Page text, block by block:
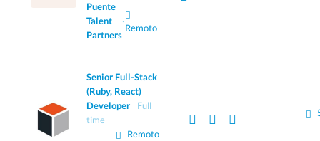
Puente
Talent
Partners
·
Remoto
Senior Full-Stack
(Ruby, React)
Developer
Full
time
Remoto